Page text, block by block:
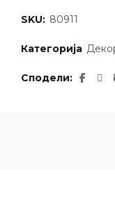
SKU: 80911
Категорија
Сподели